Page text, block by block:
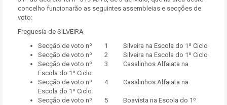
concelho funcionarão as seguintes assembleias e secções de
voto:
Freguesia de SILVEIRA
Secção de voto nº 1 Silveira na Escola do 1º Ciclo
Secção de voto nº 2 Silveira na Escola do 1º Ciclo
Secção de voto nº 3 Casalinhos Alfaiata na
Escola do 1º Ciclo
Secção de voto nº 4 Casalinhos Alfaiata na
Escola do 1º Ciclo
Secção de voto nº 5 Boavista na Escola do 1º